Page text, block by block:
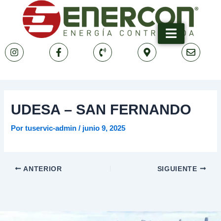
contenido
UDESA – SAN FERNANDO
Portuservic-admin/ junio 9, 2025
Navegación
entradas
ANTERIOR SIGUIENTE